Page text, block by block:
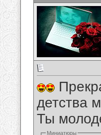
детства
Ты
Миниатюры